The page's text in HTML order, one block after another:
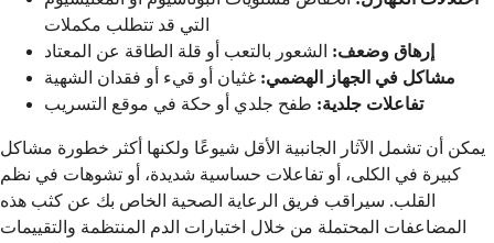
التي قد تتطلب مكملات
إرهاق وضعف: الشعور بالتعب أو قلة الطاقة عن المعتاد
مشاكل في الجهاز الهضمي: غثيان أو قيء أو فقدان الشهية
تفاعلات جلدية: طفح جلدي أو حكة في موقع التسريب
يمكن أن تشمل الآثار الجانبية الأقل شيوعًا ولكنها أكثر خطورة مشاكل
كبيرة في الكلى، أو تفاعلات حساسية شديدة، أو تشوهات في نظم
القلب. سيراقب فريق الرعاية الصحية الخاص بك عن كثب هذه
المضاعفات المحتملة من خلال اختبارات الدم المنتظمة والتقييمات